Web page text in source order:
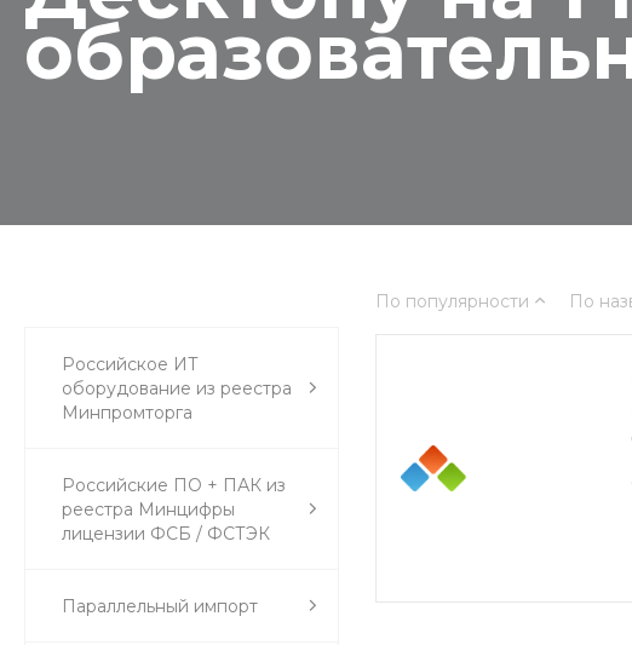
Российское ИТ
оборудование из реестра
Минпромторга
Российские ПО + ПАК из
реестра Минцифры
лицензии ФСБ / ФСТЭК
Параллельный импорт
По популярности По